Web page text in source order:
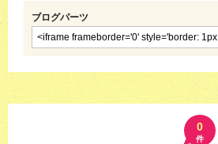
ブログパーツ
0
件